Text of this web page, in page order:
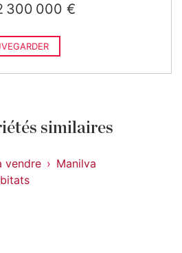
300 000 €
similaires
vendre
Manilva